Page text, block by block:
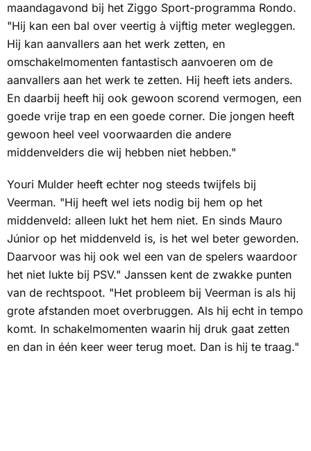
maandagavond bij het Ziggo Sport-programma Rondo.
"Hij kan een bal over veertig à vijftig meter wegleggen.
Hij kan aanvallers aan het werk zetten, en
omschakelmomenten fantastisch aanvoeren om de
aanvallers aan het werk te zetten. Hij heeft iets anders.
En daarbij heeft hij ook gewoon scorend vermogen, een
goede vrije trap en een goede corner. Die jongen heeft
gewoon heel veel voorwaarden die andere
middenvelders die wij hebben niet hebben."
Youri Mulder heeft echter nog steeds twijfels bij
Veerman. "Hij heeft wel iets nodig bij hem op het
middenveld: alleen lukt het hem niet. En sinds Mauro
Júnior op het middenveld is, is het wel beter geworden.
Daarvoor was hij ook wel een van de spelers waardoor
het niet lukte bij PSV." Janssen kent de zwakke punten
van de rechtspoot. "Het probleem bij Veerman is als hij
grote afstanden moet overbruggen. Als hij echt in tempo
komt. In schakelmomenten waarin hij druk gaat zetten
en dan in één keer weer terug moet. Dan is hij te traag."